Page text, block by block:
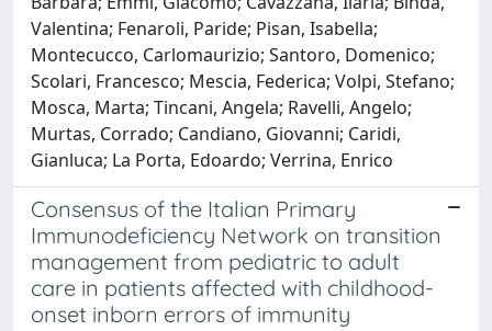
Valentina; Fenaroli, Paride; Pisan, Isabella;
Montecucco, Carlomaurizio; Santoro, Domenico;
Scolari, Francesco; Mescia, Federica; Volpi, Stefano;
Mosca, Marta; Tincani, Angela; Ravelli, Angelo;
Murtas, Corrado; Candiano, Giovanni; Caridi,
Gianluca; La Porta, Edoardo; Verrina, Enrico
Consensus of the Italian Primary
Immunodeficiency Network on transition
management from pediatric to adult
care in patients affected with childhood-
onset inborn errors of immunity